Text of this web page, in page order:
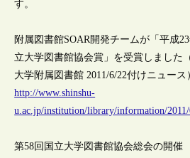
す。
附属図書館SOAR開発チームが「平成
立大学図書館協会賞」を受賞しました
大学附属図書館 2011/6/22付けニュース
http://www.shinshu-
u.ac.jp/institution/library/information/2011/
第58回国立大学図書館協会総会の開催